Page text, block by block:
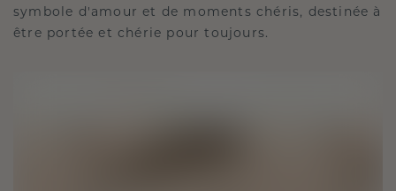
symbole d'amour et de moments chéris, destinée à
être portée et chérie pour toujours.